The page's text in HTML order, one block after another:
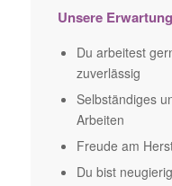
Unsere
Du arbeitest
zuverlässig
Selbständiges
Arbeiten
Freude am
Du bist